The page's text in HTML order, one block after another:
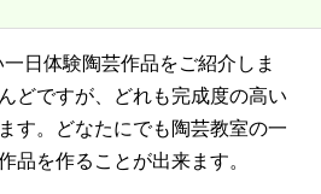
日体験陶芸作品をご紹介しま
どですが、どれも完成度の高い
す。どなたにでも陶芸教室の一
品を作ることが出来ます。